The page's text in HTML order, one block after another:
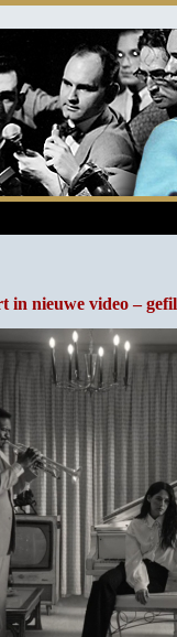
in nieuwe video –